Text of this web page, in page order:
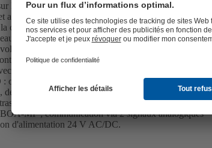
les robinets d'équilibrage, de mesure et d'arrêt ainsi
affichage via l'application KSB FlowManager et
course du robinet, caractéristiques du fluide
glycol. BOATRONIC 100 : ordinateur de mesure
et de la température, compatible avec les
IMS ainsi que le tube de mesure BOA-MP ; piles
kit de capteurs à couplage magnétique (pour BOA-
de mesure pour la surveillance et la mesure
la température de départ et de retour ainsi que de la
compatible avec le robinet d'équilibrage et
MP ; communication via 2 signaux analogiques
d'alimentation 24 V AC/DC.